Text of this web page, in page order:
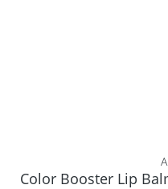
Color Booster Lip